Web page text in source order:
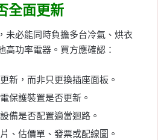
全面更新
未必能同時負擔多台冷氣、烘衣
功率電器。買方應確認：
新，而非只更換插座面板。
保護裝置是否更新。
備是否配置適當迴路。
、估價單、發票或配線圖。